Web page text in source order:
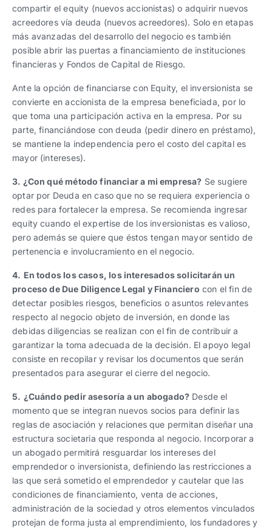
compartir el equity (nuevos accionistas) o adquirir nuevos
acreedores vía deuda (nuevos acreedores). Solo en etapas
más avanzadas del desarrollo del negocio es también
posible abrir las puertas a financiamiento de instituciones
financieras y Fondos de Capital de Riesgo.
Ante la opción de financiarse con Equity, el inversionista se
convierte en accionista de la empresa beneficiada, por lo
que toma una participación activa en la empresa. Por su
parte, financiándose con deuda (pedir dinero en préstamo),
se mantiene la independencia pero el costo del capital es
mayor (intereses).
3. ¿Con qué método financiar a mi empresa? Se sugiere
optar por Deuda en caso que no se requiera experiencia o
redes para fortalecer la empresa. Se recomienda ingresar
equity cuando el expertise de los inversionistas es valioso,
pero además se quiere que éstos tengan mayor sentido de
pertenencia e involucramiento en el negocio.
4. En todos los casos, los interesados solicitarán un
proceso de Due Diligence Legal y Financiero con el fin de
detectar posibles riesgos, beneficios o asuntos relevantes
respecto al negocio objeto de inversión, en donde las
debidas diligencias se realizan con el fin de contribuir a
garantizar la toma adecuada de la decisión. El apoyo legal
consiste en recopilar y revisar los documentos que serán
presentados para asegurar el cierre del negocio.
5. ¿Cuándo pedir asesoría a un abogado? Desde el
momento que se integran nuevos socios para definir las
reglas de asociación y relaciones que permitan diseñar una
estructura societaria que responda al negocio. Incorporar a
un abogado permitirá resguardar los intereses del
emprendedor o inversionista, definiendo las restricciones a
las que será sometido el emprendedor y cautelar que las
condiciones de financiamiento, venta de acciones,
administración de la sociedad y otros elementos vinculados
protejan de forma justa al emprendimiento, los fundadores y